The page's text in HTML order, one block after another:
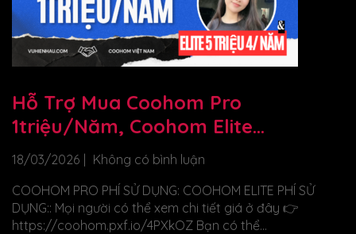
Hỗ Trợ Mua Coohom Pro
1triệu/năm, Coohom Elite
5triệu4/năm
18/03/2026
Không có bình luận
COOHOM PRO PHÍ SỬ DỤNG: COOHOM ELITE PHÍ SỬ
DỤNG:: Mọi người có thể xem chi tiết giá ở đây 👉
https://coohom.pxf.io/4PXkOZ Bạn có thể...